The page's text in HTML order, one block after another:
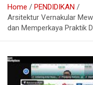
Home
PENDIDIKAN
Arsitektur Vernakular
dan Memperkaya Praktik